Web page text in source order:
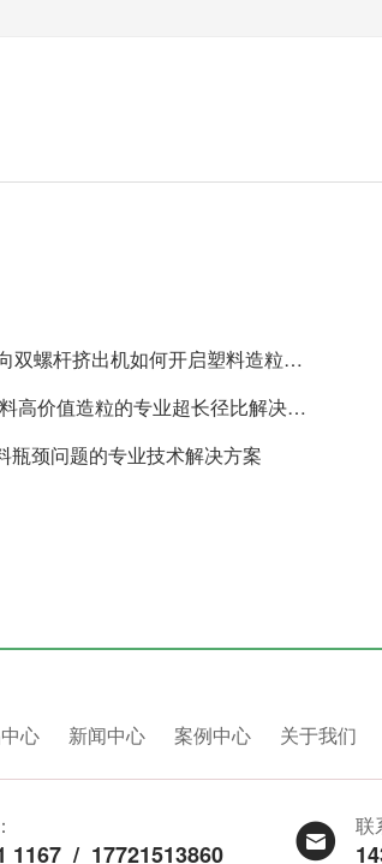
27年预见：政策强制与需求重构下，一台高性价比同向双螺杆挤出机如何开启塑料造粒的循环新纪元
南京科隆威尔35型双螺杆挤出机：60:1.帮助全降解材料高价值造粒的专业超长径比解决方案。
瓶颈问题的专业技术解决方案
心 新闻中心 案例中心 关于我们
1167 / 17721513860
联